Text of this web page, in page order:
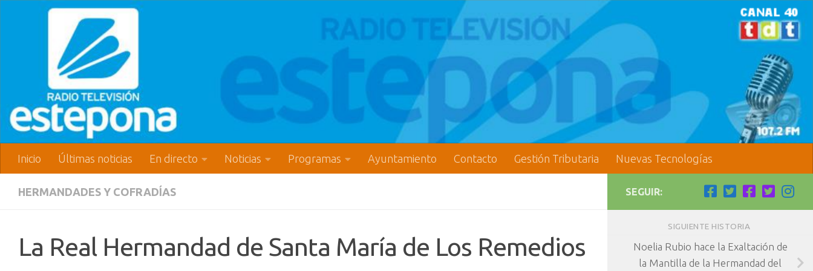
Inicio Últimas noticias En directo Noticias Programas Ayuntamiento Contacto Gestión Tributaria Nuevas Tecnologías
HERMANDADES Y COFRADÍAS
La Real Hermandad de Santa María de Los Remedios
SEGUIR:
SIGUIENTE HISTORIA
Noelia Rubio hace la Exaltación de
la Mantilla de la Hermandad del